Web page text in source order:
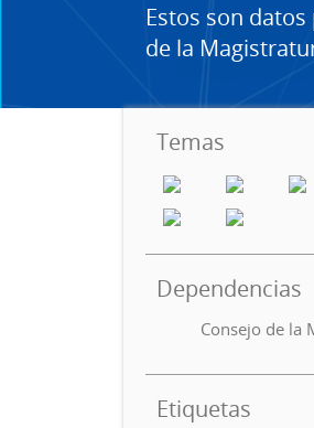
Estos son
de la
Temas
Dependencias
Consejo de la
Etiquetas